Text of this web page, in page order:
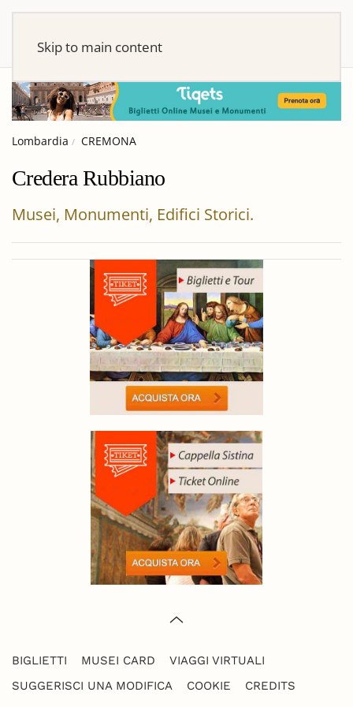
Skip to main content
Lombardia CREMONA
Credera Rubbiano
Musei, Monumenti, Edifici Storici.
BIGLIETTI MUSEI CARD
VIAGGI VIRTUALI
SUGGERISCI UNA MODIFICA
COOKIE CREDITS